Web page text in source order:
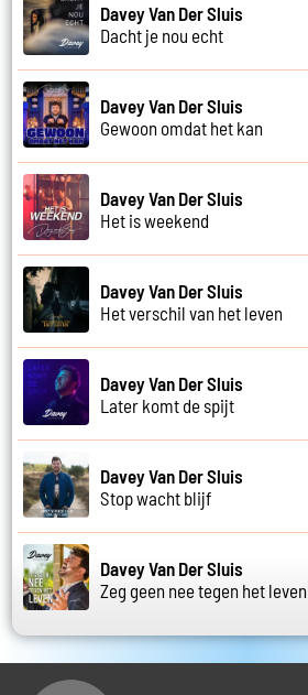
Davey Van Der Sluis
Dacht je nou echt
Davey Van Der Sluis
Gewoon omdat het kan
Davey Van Der Sluis
Het is weekend
Davey Van Der Sluis
Het verschil van het leven
Davey Van Der Sluis
Later komt de spijt
Davey Van Der Sluis
Stop wacht blijf
Davey Van Der Sluis
Zeg geen nee tegen het leven